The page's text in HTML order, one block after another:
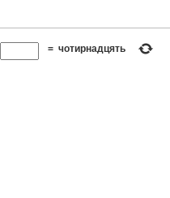
= чотирнадцять